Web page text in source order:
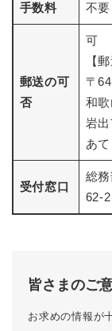
手数料 不要
郵送の可
否
可
【
〒
和
岩
あて
受付窓口
総
62-
皆さまのご
お求めの情報が